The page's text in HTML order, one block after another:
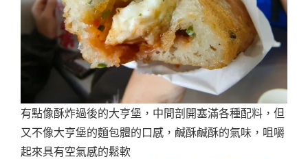
有點像酥炸過後的大亨堡，中間剖開塞滿各種配料，但
又不像大亨堡的麵包體的口感，鹹酥鹹酥的氣味，咀嚼
起來具有空氣感的鬆軟